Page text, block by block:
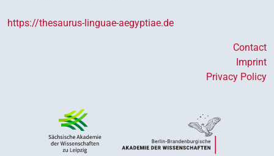
https://thesaurus-linguae-aegyptiae.de
Contact
Imprint
Privacy Policy